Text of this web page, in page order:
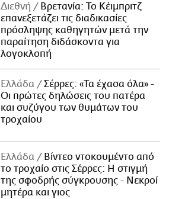
Διεθνή
Βρετανία: Το Κέιμπριτζ
επανεξετάζει τις διαδικασίες
πρόσληψης καθηγητών μετά την
παραίτηση διδάσκοντα για
λογοκλοπή
Ελλάδα
Σέρρες: «Τα έχασα όλα» -
Οι πρώτες δηλώσεις του πατέρα
και συζύγου των θυμάτων του
τροχαίου
Ελλάδα
Βίντεο ντοκουμέντο από
το τροχαίο στις Σέρρες: Η στιγμή
της σφοδρής σύγκρουσης - Νεκροί
μητέρα και γιος